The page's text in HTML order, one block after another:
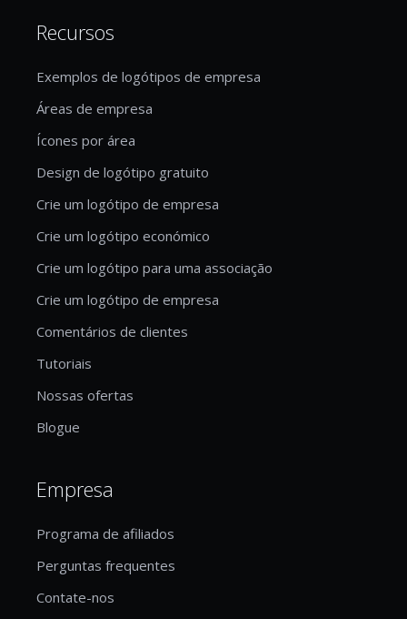
Recursos
Exemplos de logótipos de empresa
Áreas de empresa
Ícones por área
Design de logótipo gratuito
Crie um logótipo de empresa
Crie um logótipo económico
Crie um logótipo para uma associação
Crie um logótipo de empresa
Comentários de clientes
Tutoriais
Nossas ofertas
Blogue
Empresa
Programa de afiliados
Perguntas frequentes
Contate-nos